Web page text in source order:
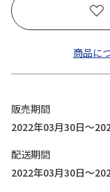
商品に
販売期間
2022年03月30日～
配送期間
2022年03月30日～